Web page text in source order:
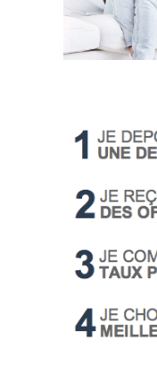
LEP
PEL
PERP